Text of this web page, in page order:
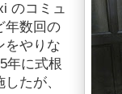
のコミュ
年数回の
をやりな
年に式根
たが、